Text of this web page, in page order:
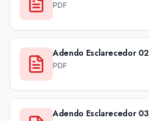
PDF
Adendo Esclarecedor 02
PDF
Adendo Esclarecedor 03